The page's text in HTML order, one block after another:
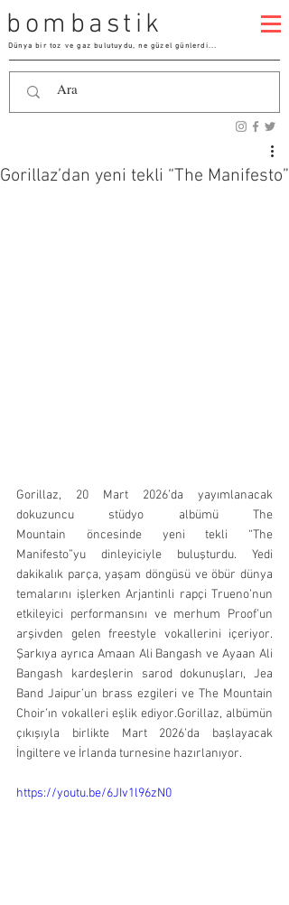
bombastik
Dünya bir toz ve gaz bulutuydu, ne güzel günlerdi...
Gorillaz’dan yeni tekli “The Manifesto”
Gorillaz, 20 Mart 2026’da yayımlanacak
dokuzuncu stüdyo albümü The
Mountain öncesinde yeni tekli “The
Manifesto”yu dinleyiciyle buluşturdu. Yedi
dakikalık parça, yaşam döngüsü ve öbür dünya
temalarını işlerken Arjantinli rapçi Trueno’nun
etkileyici performansını ve merhum Proof’un
arşivden gelen freestyle vokallerini içeriyor.
Şarkıya ayrıca Amaan Ali Bangash ve Ayaan Ali
Bangash kardeşlerin sarod dokunuşları, Jea
Band Jaipur’un brass ezgileri ve The Mountain
Choir’ın vokalleri eşlik ediyor.Gorillaz, albümün
çıkışıyla birlikte Mart 2026’da başlayacak
İngiltere ve İrlanda turnesine hazırlanıyor.
https://youtu.be/6JIv1l96zN0